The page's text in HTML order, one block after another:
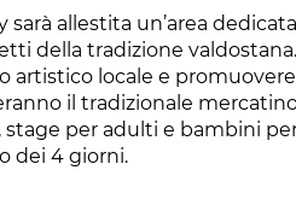
sarà allestita un’area
della tradizione
artistico locale e
il tradizionale
per adulti e bambini
dei 4 giorni.